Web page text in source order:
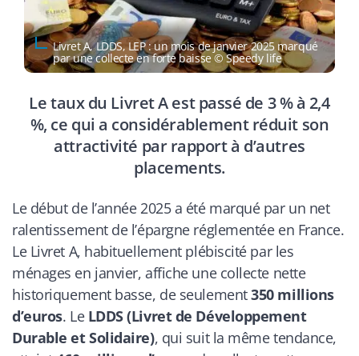
Livret A, LDDS, LEP : un mois de janvier 2025 marqué
par une collecte en forte baisse © Speedy life
Le taux du Livret A est passé de 3 % à 2,4
%, ce qui a considérablement réduit son
attractivité par rapport à d’autres
placements.
Le début de l’année 2025 a été marqué par un net
ralentissement de l’épargne réglementée en France.
Le Livret A, habituellement plébiscité par les
ménages en janvier, affiche une collecte nette
historiquement basse, de seulement350 millions
d’euros. Le LDDS (Livret de Développement
Durable et Solidaire), qui suit la même tendance,